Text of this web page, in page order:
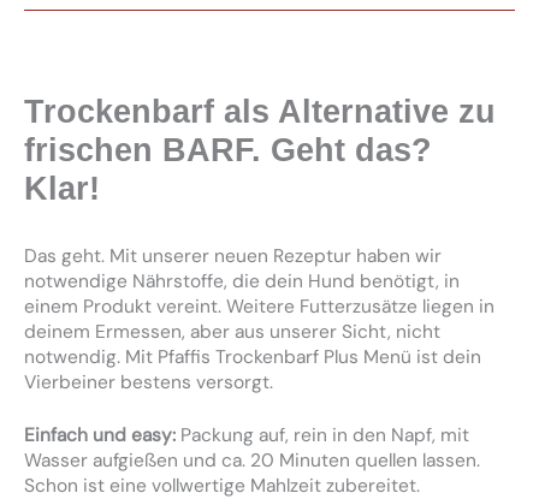
Trockenbarf als Alternative zu
frischen BARF. Geht das?
Klar!
Das geht. Mit unserer neuen Rezeptur haben wir
notwendige Nährstoffe, die dein Hund benötigt, in
einem Produkt vereint. Weitere Futterzusätze liegen in
deinem Ermessen, aber aus unserer Sicht, nicht
notwendig. Mit Pfaffis Trockenbarf Plus Menü ist dein
Vierbeiner bestens versorgt.
Einfach und easy: Packung auf, rein in den Napf, mit
Wasser aufgießen und ca. 20 Minuten quellen lassen.
Schon ist eine vollwertige Mahlzeit zubereitet.